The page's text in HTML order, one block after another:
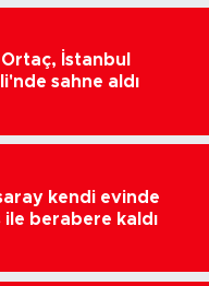
İstanbul
sahne aldı
kendi evinde
ile berabere kaldı